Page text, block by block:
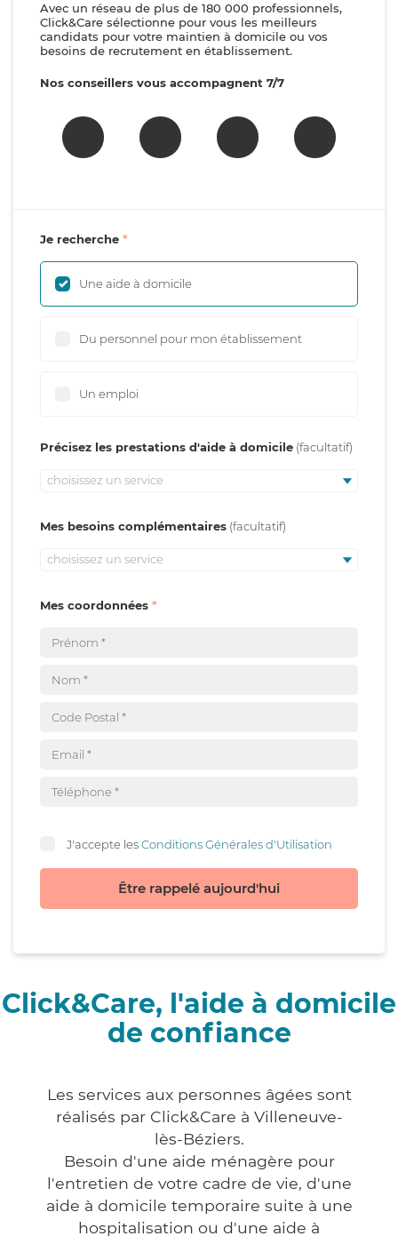
Avec un réseau de plus de 180 000 professionnels,
Click&Care sélectionne pour vous les meilleurs
candidats pour votre maintien à domicile ou vos
besoins de recrutement en établissement.
Nos conseillers vous accompagnent 7/7
Je recherche
Une aide à domicile
Du personnel pour mon établissement
Un emploi
Précisez les prestations d'aide à domicile
choisissez un service
Mes besoins complémentaires
choisissez un service
Mes coordonnées
J'accepte lesConditions Générales d'Utilisation
Être rappelé aujourd'hui
Click&Care, l'aide à domicile
de confiance
Les services aux personnes âgées sont
réalisés par Click&Care à Villeneuve-
lès-Béziers.
Besoin d'une aide ménagère pour
l'entretien de votre cadre de vie, d'une
aide à domicile temporaire suite à une
hospitalisation ou d'une aide à